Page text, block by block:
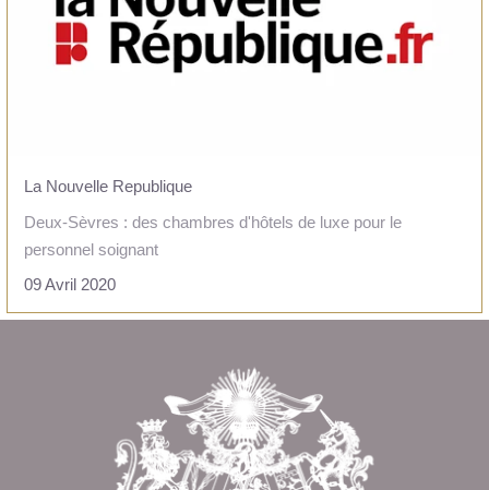
La Nouvelle Republique
Deux-Sèvres : des chambres d'hôtels de luxe pour le
personnel soignant
09 Avril 2020
Revenir en
haut de page